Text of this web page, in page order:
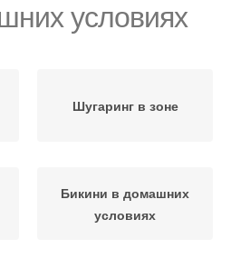
условиях
Шугаринг в зоне
Бикини в домашних
условиях